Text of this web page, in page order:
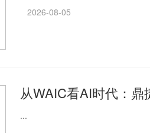
2026-08-05
从WAIC看AI时代：
...